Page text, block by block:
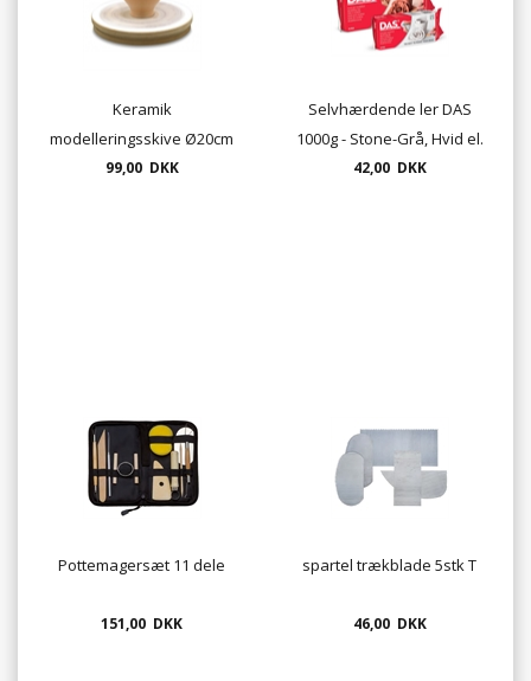
Keramik
modelleringsskive Ø20cm
- drejeplade i MDF
99,00 DKK
Selvhærdende ler DAS
1000g - Stone-Grå, Hvid el.
Terracotta
42,00 DKK
Pottemagersæt 11 dele
151,00 DKK
spartel trækblade 5stk T
46,00 DKK